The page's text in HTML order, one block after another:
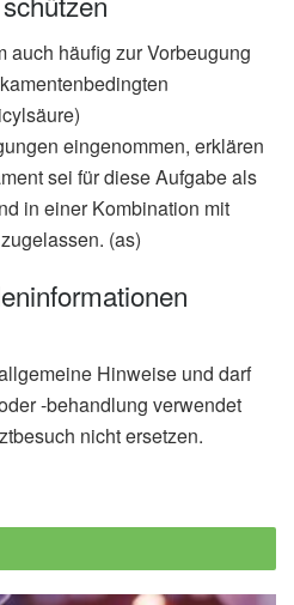
auch häufig zur Vorbeugung
eingenommen, erklären
sei für diese Aufgabe als
in einer Kombination mit
(as)
Hinweise und darf
-behandlung verwendet
nicht ersetzen.